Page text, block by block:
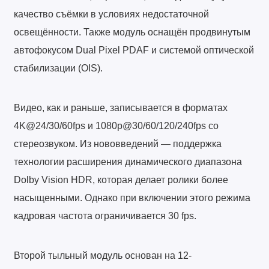
качество съёмки в условиях недостаточной
освещённости. Также модуль оснащён продвинутым
автофокусом Dual Pixel PDAF и системой оптической
стабилизации (OIS).
Видео, как и раньше, записывается в форматах
4K@24/30/60fps и 1080p@30/60/120/240fps со
стереозвуком. Из нововведений — поддержка
технологии расширения динамического диапазона
Dolby Vision HDR, которая делает ролики более
насыщенными. Однако при включении этого режима
кадровая частота ограничивается 30 fps.
Второй тыльный модуль основан на 12-